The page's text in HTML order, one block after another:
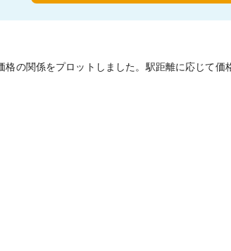
の関係をプロットしました。駅距離に応じて